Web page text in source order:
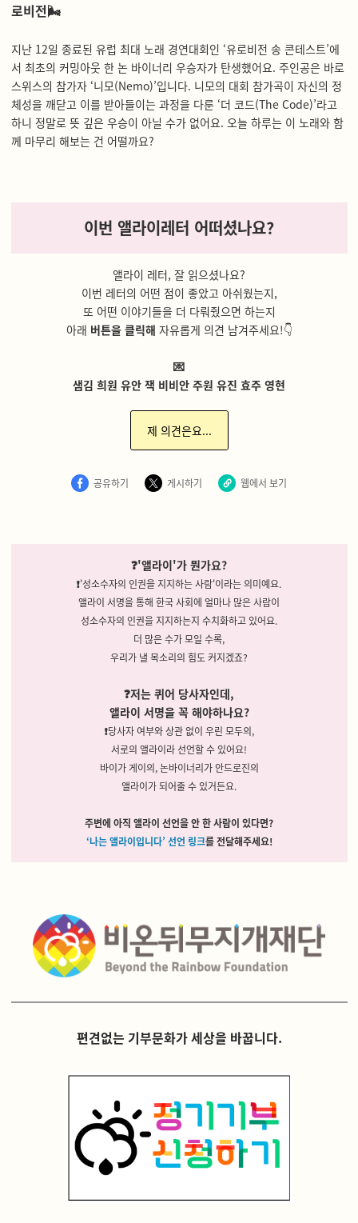
로비전🌬️
지난 12일 종료된 유럽 최대 노래 경연대회인 ‘유로비전 송 콘테스트’에
서 최초의 커밍아웃 한 논 바이너리 우승자가 탄생했어요. 주인공은 바로
스위스의 참가자 ‘니모(Nemo)’입니다. 니모의 대회 참가곡이 자신의 정
체성을 깨닫고 이를 받아들이는 과정을 다룬 ‘더 코드(The Code)’라고
하니 정말로 뜻 깊은 우승이 아닐 수가 없어요. 오늘 하루는 이 노래와 함
께 마무리 해보는 건 어떨까요?
이번 앨라이레터 어떠셨나요?
앨라이 레터, 잘 읽으셨나요?
이번 레터의 어떤 점이 좋았고 아쉬웠는지,
또 어떤 이야기들을 더 다뤄줬으면 하는지
아래 버튼을 클릭해 자유롭게 의견 남겨주세요!👇
💌
샘김 희원 유안 잭 비비안 주원 유진 효주 영현
제 의견은요...
공유하기 게시하기 웹에서 보기
❓'앨라이'가 뭔가요?
❗'성소수자의 인권을 지지하는 사람'이라는 의미예요.
앨라이 서명을 통해 한국 사회에 얼마나 많은 사람이
성소수자의 인권을 지지하는지 수치화하고 있어요.
더 많은 수가 모일 수록,
우리가 낼 목소리의 힘도 커지겠죠?
❓저는 퀴어 당사자인데,
앨라이 서명을 꼭 해야하나요?
❗당사자 여부와 상관 없이 우린 모두의,
서로의 앨라이라 선언할 수 있어요!
바이가 게이의,논바이너리가 안드로진의
앨라이가 되어줄 수 있거든요.
주변에 아직 앨라이 선언을 안 한 사람이 있다면?
‘나는 앨라이입니다’ 선언 링크를 전달해주세요!
편견없는 기부문화가 세상을 바꿉니다.